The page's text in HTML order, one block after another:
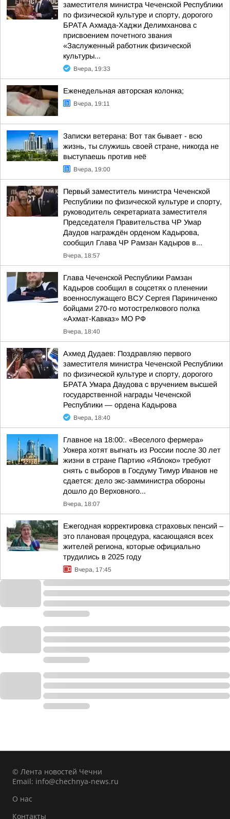
заместителя министра Чеченской Республики
по физической культуре и спорту, дорогого
БРАТА Ахмада-Хаджи Делимханова с
присвоением почетного звания
«Заслуженный работник физической
культуры...
Вчера, 19:33
Еженедельная авторская колонка;
Вчера, 19:11
Записки ветерана: Вот так бывает - всю
жизнь, ты служишь своей стране, никогда не
выступаешь против неё
Вчера, 19:00
Первый заместитель министра Чеченской
Республики по физической культуре и спорту,
руководитель секретариата заместителя
Председателя Правительства ЧР Умар
Даудов награждён орденом Кадырова,
сообщил Глава ЧР Рамзан Кадыров в...
Вчера, 18:57
Глава Чеченской Республики Рамзан
Кадыров сообщил в соцсетях о пленении
военнослужащего ВСУ Сергея Париниченко
бойцами 270-го мотострелкового полка
«Ахмат-Кавказ» МО РФ
Вчера, 18:40
Ахмед Дудаев: Поздравляю первого
заместителя министра Чеченской Республики
по физической культуре и спорту, дорогого
БРАТА Умара Даудова с вручением высшей
государственной награды Чеченской
Республики — ордена Кадырова
Вчера, 18:40
Главное на 18:00:. «Веселого фермера»
Уокера хотят выгнать из России после 30 лет
жизни в стране Партию «Яблоко» требуют
снять с выборов в Госдуму Тимур Иванов не
сдается: дело экс-замминистра обороны
дошло до Верховного...
Вчера, 18:07
Ежегодная корректировка страховых пенсий –
это плановая процедура, касающаяся всех
жителей региона, которые официально
трудились в 2025 году
Вчера, 17:45
© Лента новостей Чечни
Email: info@chechnya-news.ru
О нас
Контакты